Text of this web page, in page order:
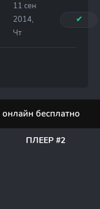
11 сен
2014,
Чт
✔
онлайн бесплатно
ПЛЕЕР #2